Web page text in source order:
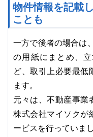
物件情報を記載
ことも
一方で後者の場合は
の用紙にまとめ、
ど、取引上必要最低
ます。
元々は、不動産事業
株式会社マイソクが
ービスを行っていまし